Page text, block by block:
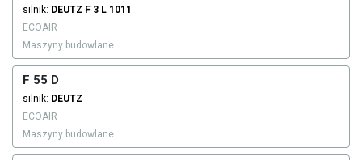
silnik: DEUTZ F 3 L 1011
ECOAIR
Maszyny budowlane
F 55 D
silnik: DEUTZ
ECOAIR
Maszyny budowlane